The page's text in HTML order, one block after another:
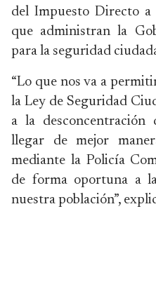
del Impuesto Directo
que administran la
para la seguridad
“Lo que nos va a
la Ley de Seguridad
a la desconcentración
llegar de mejor
mediante la Policía
de forma oportuna a
nuestra población”,